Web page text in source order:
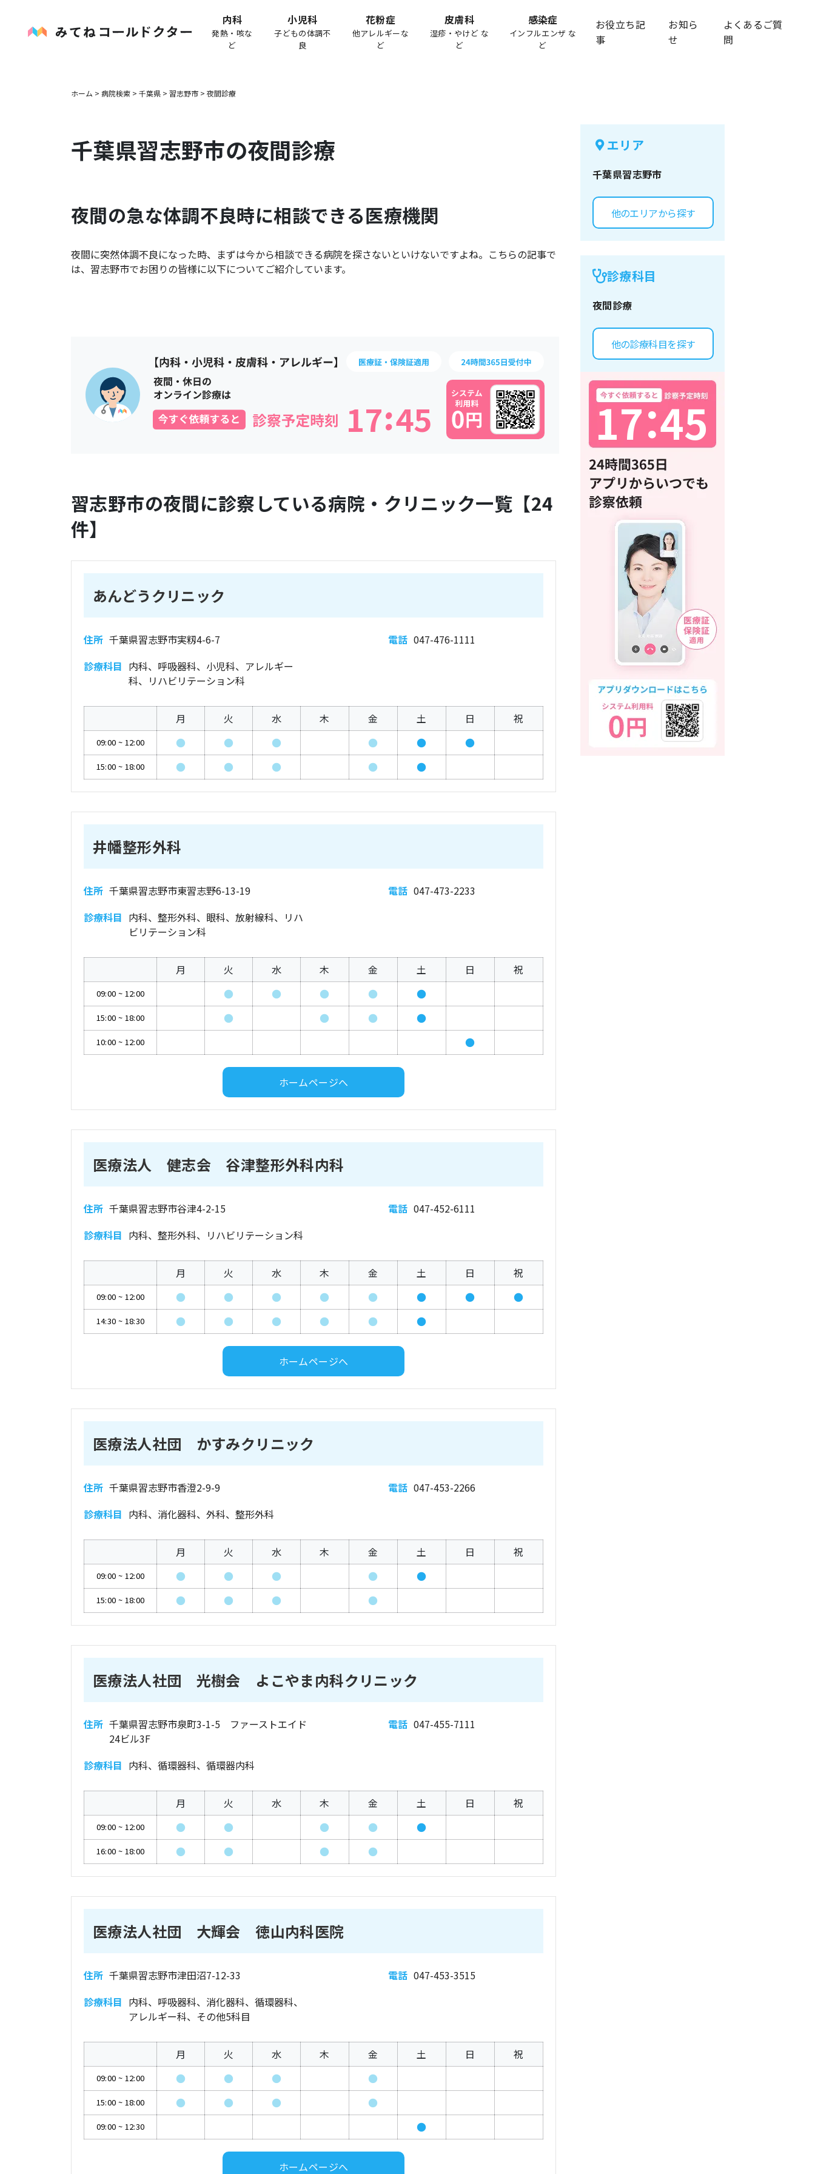
内科
発熱・咳な
ど
小児科
子どもの体調不
良
花粉症
他アレルギーな
ど
皮膚科
湿疹・やけど な
ど
感染症
インフルエンザ な
ど
お役立ち記
事
お知ら
せ
よくあるご質
問
ホーム > 病院検索 > 千葉県 > 習志野市 > 夜間診療
千葉県習志野市の夜間診療
夜間の急な体調不良時に相談できる医療機関
夜間に突然体調不良になった時、まずは今から相談できる病院を探さないといけないですよね。こちらの記事で
は、 習志野市でお困りの皆様に以下についてご紹介しています。
17 45
:
習志野市の夜間に診察している病院・クリニック一覧【24
件】
あんどうクリニック
住所 千葉県習志野市実籾4-6-7 電話 047-476-1111
診療科目 内科、呼吸器科、小児科、アレルギー
科、リハビリテーション科
月 火 水 木 金 土 日 祝
09:00 ~ 12:00 ● ● ● ● ● ●
15:00 ~ 18:00 ● ● ● ● ●
井幡整形外科
住所 千葉県習志野市東習志野6-13-19 電話 047-473-2233
診療科目 内科、整形外科、眼科、放射線科、リハ
ビリテーション科
月 火 水 木 金 土 日 祝
09:00 ~ 12:00 ● ● ● ● ●
15:00 ~ 18:00 ● ● ● ●
10:00 ~ 12:00 ●
ホームページへ
医療法人 健志会 谷津整形外科内科
住所 千葉県習志野市谷津4-2-15 電話 047-452-6111
診療科目 内科、整形外科、リハビリテーション科
月 火 水 木 金 土 日 祝
09:00 ~ 12:00 ● ● ● ● ● ● ● ●
14:30 ~ 18:30 ● ● ● ● ● ●
ホームページへ
医療法人社団 かすみクリニック
住所 千葉県習志野市香澄2-9-9 電話 047-453-2266
診療科目 内科、消化器科、外科、整形外科
月 火 水 木 金 土 日 祝
09:00 ~ 12:00 ● ● ● ● ●
15:00 ~ 18:00 ● ● ● ●
医療法人社団 光樹会 よこやま内科クリニック
住所 千葉県習志野市泉町3-1-5 ファーストエイド
24ビル3F
電話 047-455-7111
診療科目 内科、循環器科、循環器内科
月 火 水 木 金 土 日 祝
09:00 ~ 12:00 ● ● ● ● ●
16:00 ~ 18:00 ● ● ● ●
医療法人社団 大輝会 徳山内科医院
住所 千葉県習志野市津田沼7-12-33 電話 047-453-3515
診療科目 内科、呼吸器科、消化器科、循環器科、
アレルギー科、その他5科目
月 火 水 木 金 土 日 祝
09:00 ~ 12:00 ● ● ● ●
15:00 ~ 18:00 ● ● ● ●
09:00 ~ 12:30 ●
ホームページへ
エリア
千葉県習志野市
他のエリアから探す
診療科目
夜間診療
他の診療科目を探す
17：
45